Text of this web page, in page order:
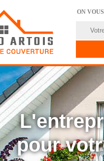
ON
pour